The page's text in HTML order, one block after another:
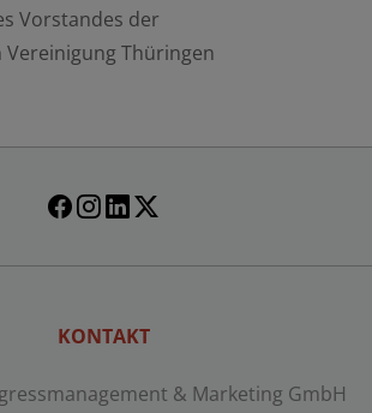
Vorstandes der
Vereinigung Thüringen
KONTAKT
& Marketing GmbH
Details anzeigen